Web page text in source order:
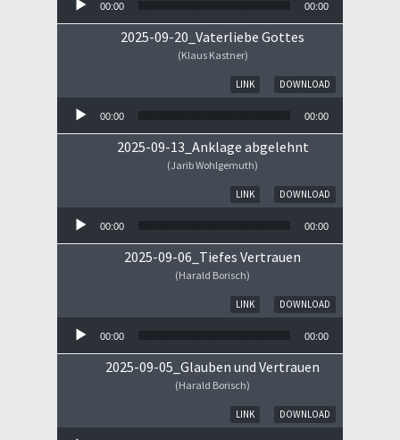
00:00 00:00
2025-09-20_Vaterliebe Gottes
(Klaus Kastner)
DOWNLOAD
LINK
00:00 00:00
2025-09-13_Anklage abgelehnt
(Jarib Wohlgemuth)
DOWNLOAD
LINK
00:00 00:00
2025-09-06_Tiefes Vertrauen
(Harald Borisch)
DOWNLOAD
LINK
00:00 00:00
2025-09-05_Glauben und Vertrauen
(Harald Borisch)
DOWNLOAD
LINK